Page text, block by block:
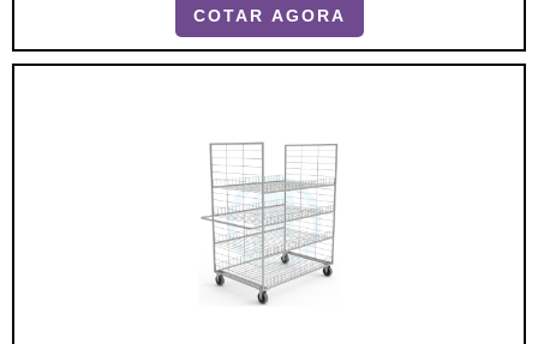
realizarem as suas compras com um bom nível de
satisfação.O PRODUTO APRESENTA DIVERSOS
os quais pode-se citar o carrinho de supermercado
padrão: pode ser de 90/ 130/ 160/ .
COTAR AGORA